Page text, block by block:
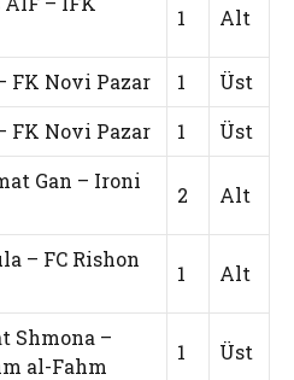
1 Alt
FK Novi Pazar 1
Üst
FK Novi Pazar 1 Üst
Gan – Ironi
2 Alt
– FC Rishon
1 Alt
Shmona –
al-Fahm
1 Üst